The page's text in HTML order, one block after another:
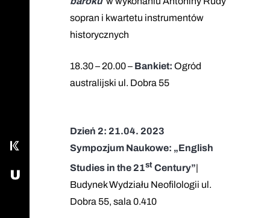
Nasz fanpage na Facebook
Kampus
USOS - Uniwersytecki System Obsługi Studiów
sopran i kwartetu instrumentów
historycznych
18.30 – 20.00 – Bankiet: Ogród
australijski ul. Dobra 55
Dzień 2: 21.04. 2023
Sympozjum Naukowe: „English
Studies in the 21stCentury”|
Budynek Wydziału Neofilologii ul.
Dobra 55, sala 0.410